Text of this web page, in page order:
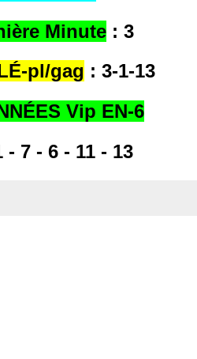
Minute : 3
pl/gag : 3-1-13
Vip EN-6
- 7 - 6 - 11 - 13